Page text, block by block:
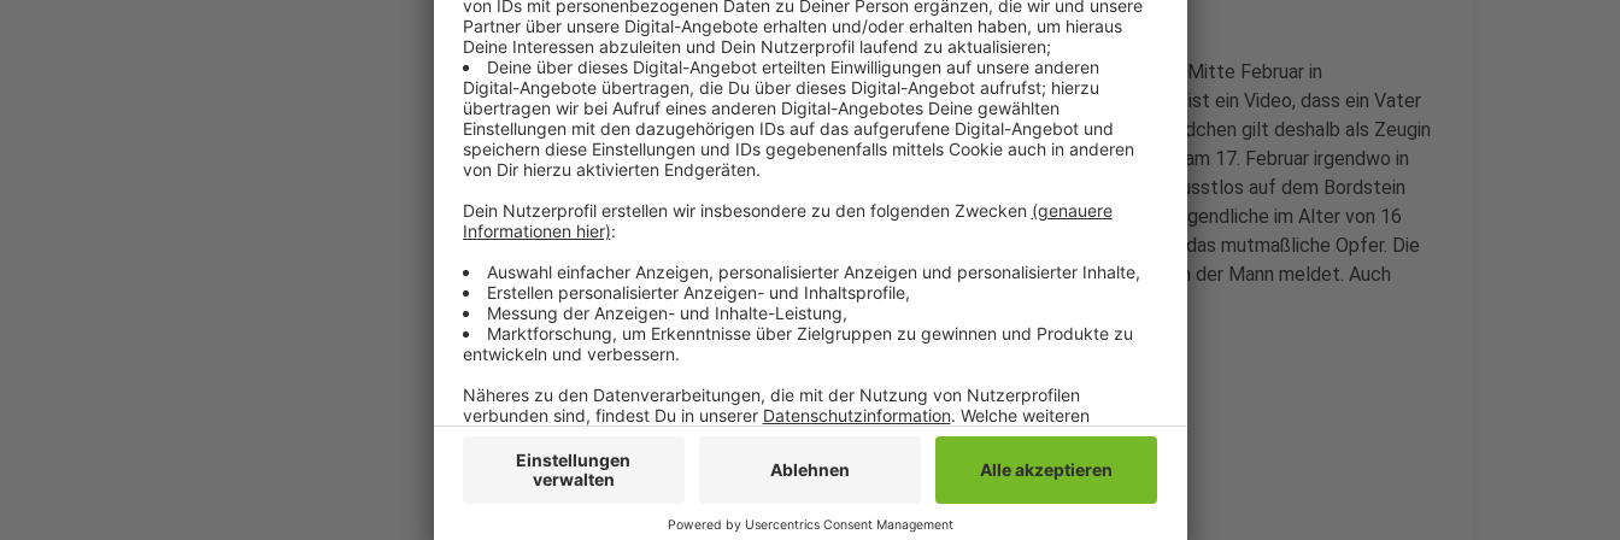
Es geht dabei um einen möglichen brutalen Raubüberfall, der sich Mitte Februar in
Mönchengladbach ereignet haben soll. Auslöser der Ermittlungen ist ein Video, dass ein Vater
auf dem Handy seiner 14-Jährigen Tochter entdeckt hat. Das Mädchen gilt deshalb als Zeugin
der Tat. Der mutmaßliche Raub auf dem Video soll sich demnach am 17. Februar irgendwo in
Mönchengladbach abgespielt haben. Darauf zu sehen ist ein bewusstlos auf dem Bordstein
liegender Mann. Mittlerweile wurden auch zwei tatverdächtige Jugendliche im Alter von 16
und 17 Jahren aus Odenkirchen identifiziert. Allerdings fehlt noch das mutmaßliche Opfer. Die
Polizei wendet sich deshalb jetzt an die Öffentlichkeit, damit sich der Mann meldet. Auch
Zeugen, die Hinweise geben können, sollen sich bitte melden.
Hier geht es zur Mitteilung der Polizei